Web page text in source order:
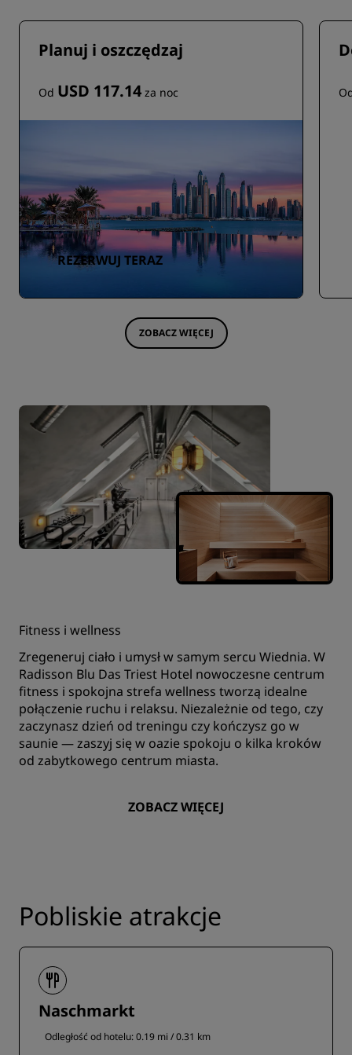
Planuj i oszczędzaj
Od USD 117.14 za noc
REZERWUJ TERAZ
ZOBACZ WIĘCEJ
Fitness i wellness
Zregeneruj ciało i umysł w samym sercu Wiednia. W
Radisson Blu Das Triest Hotel nowoczesne centrum
fitness i spokojna strefa wellness tworzą idealne
połączenie ruchu i relaksu. Niezależnie od tego, czy
zaczynasz dzień od treningu czy kończysz go w
saunie — zaszyj się w oazie spokoju o kilka kroków
od zabytkowego centrum miasta.
ZOBACZ WIĘCEJ
Pobliskie atrakcje
Naschmarkt
Odległość od hotelu: 0.19 mi / 0.31 km